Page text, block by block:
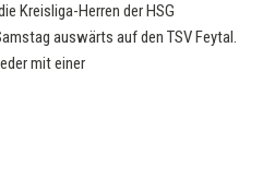
Kreisliga-Herren der HSG
auswärts auf den TSV Feytal.
mit einer